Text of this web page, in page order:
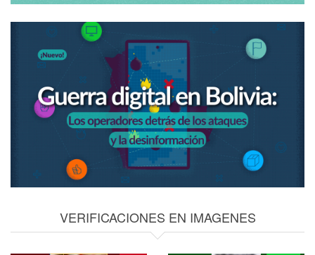
VERIFICACIONES EN IMAGENES